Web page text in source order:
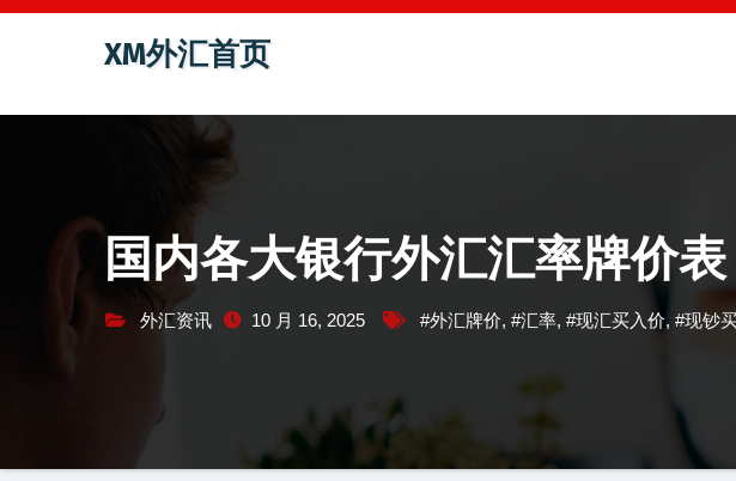
跳
容
XM外汇首页
国内各大银行外汇汇率牌价表
外汇资讯 10 月 16, 2025 #外汇牌价, #汇率, #现汇买入价, #现钞